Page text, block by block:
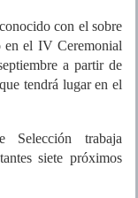
con el sobre
en el IV Ceremonial
a partir de
tendrá lugar en el
Selección trabaja
siete próximos